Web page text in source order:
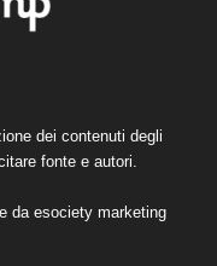
dei contenuti degli
fonte e autori.
da esociety marketing